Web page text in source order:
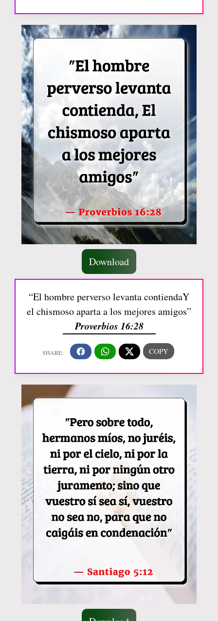
Download
“El hombre perverso levanta contiendaY
el chismoso aparta a los mejores amigos”
Proverbios 16:28